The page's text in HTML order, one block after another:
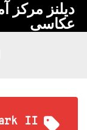
دیلنز مرکز
عکاسی
II